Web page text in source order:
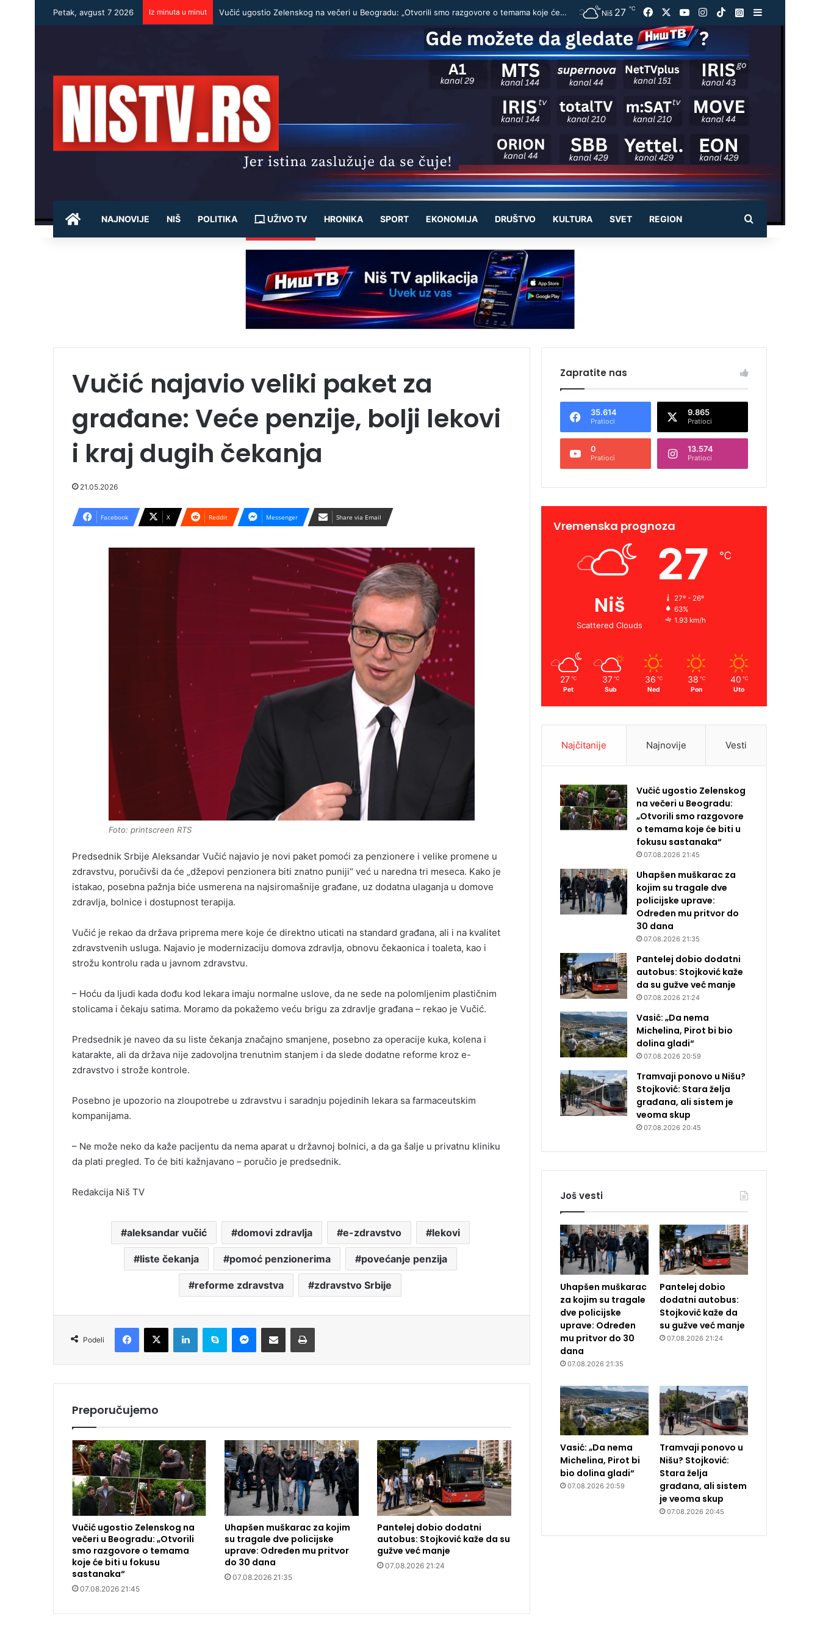
Petak, avgust 7 2026 Iz minuta u minut Vučić ugostio Zelenskog na večeri u Beogradu: „Otvorili smo razgovore o temama koje će biti u fokusu sastanaka“ Niš 27 ℃ Facebook YouTubeInstagram
TikTokInstagram
POČETNA
NAJNOVIJE NIŠ POLITIKA UŽIVO TV HRONIKA SPORT EKONOMIJA DRUŠTVO KULTURA SVET REGION Pretraži
Vučić najavio veliki paket za
građane: Veće penzije, bolji lekovi
i kraj dugih čekanja
21.05.2026
Facebook X Reddit Messenger Share via Email
Foto: printscreen RTS
Predsednik Srbije Aleksandar Vučić najavio je novi paket pomoći za penzionere i velike promene u
zdravstvu, poručivši da će „džepovi penzionera biti znatno puniji“ već u naredna tri meseca. Kako je
istakao, posebna pažnja biće usmerena na najsiromašnije građane, uz dodatna ulaganja u domove
zdravlja, bolnice i dostupnost terapija.
Vučić je rekao da država priprema mere koje će direktno uticati na standard građana, ali i na kvalitet
zdravstvenih usluga. Najavio je modernizaciju domova zdravlja, obnovu čekaonica i toaleta, kao i
strožu kontrolu rada u javnom zdravstvu.
– Hoću da ljudi kada dođu kod lekara imaju normalne uslove, da ne sede na polomljenim plastičnim
stolicama i čekaju satima. Moramo da pokažemo veću brigu za zdravlje građana – rekao je Vučić.
Predsednik je naveo da su liste čekanja značajno smanjene, posebno za operacije kuka, kolena i
katarakte, ali da država nije zadovoljna trenutnim stanjem i da slede dodatne reforme kroz e-
zdravstvo i strože kontrole.
Posebno je upozorio na zloupotrebe u zdravstvu i saradnju pojedinih lekara sa farmaceutskim
kompanijama.
– Ne može neko da kaže pacijentu da nema aparat u državnoj bolnici, a da ga šalje u privatnu kliniku
da plati pregled. To će biti kažnjavano – poručio je predsednik.
Redakcija Niš TV
aleksandar vučić domovi zdravlja e-zdravstvo lekovi
liste čekanja pomoć penzionerima povećanje penzija
reforme zdravstva zdravstvo Srbije
Podeli
Preporučujemo
Vučić ugostio Zelenskog na
večeri u Beogradu: „Otvorili
smo razgovore o temama
koje će biti u fokusu
sastanaka“
07.08.2026 21:45
Uhapšen muškarac za kojim
su tragale dve policijske
uprave: Određen mu pritvor
do 30 dana
07.08.2026 21:35
Pantelej dobio dodatni
autobus: Stojković kaže da su
gužve već manje
07.08.2026 21:24
Zapratite nas
35.614
Pratioci
9.865
Pratioci
0
Pratioci
13.574
Pratioci
Vremenska prognoza
Niš
Scattered Clouds
27 ℃
27º - 26º
63%
1.93 km/h
27 ℃
Pet
37 ℃
Sub
36 ℃
Ned
38 ℃
Pon
40 ℃
Uto
Najčitanije Najnovije Vesti
Vučić ugostio Zelenskog
na večeri u Beogradu:
„Otvorili smo razgovore
o temama koje će biti u
fokusu sastanaka“
07.08.2026 21:45
Uhapšen muškarac za
kojim su tragale dve
policijske uprave:
Određen mu pritvor do
30 dana
07.08.2026 21:35
Pantelej dobio dodatni
autobus: Stojković kaže
da su gužve već manje
07.08.2026 21:24
Vasić: „Da nema
Michelina, Pirot bi bio
dolina gladi“
07.08.2026 20:59
Tramvaji ponovo u Nišu?
Stojković: Stara želja
građana, ali sistem je
veoma skup
07.08.2026 20:45
Još vesti
Uhapšen muškarac
za kojim su tragale
dve policijske
uprave: Određen
mu pritvor do 30
dana
07.08.2026 21:35
Pantelej dobio
dodatni autobus:
Stojković kaže da
su gužve već manje
07.08.2026 21:24
Vasić: „Da nema
Michelina, Pirot bi
bio dolina gladi“
07.08.2026 20:59
Tramvaji ponovo u
Nišu? Stojković:
Stara želja
građana, ali sistem
je veoma skup
07.08.2026 20:45